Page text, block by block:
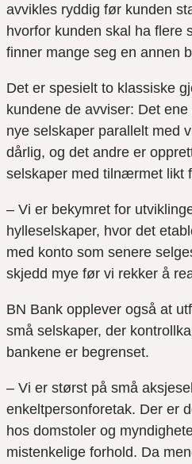
avvikles ryddig før kunden
hvorfor kunden skal ha flere
finner mange seg en annen
Det er spesielt to klassiske
kundene de avviser: Det
nye selskaper parallelt med
dårlig, og det andre er
selskaper med tilnærmet likt
– Vi er bekymret for
hylleselskaper, hvor det
med konto som senere
skjedd mye før vi rekker å
BN Bank opplever også at
små selskaper, der
bankene er begrenset.
– Vi er størst på små
enkeltpersonforetak. Der er
hos domstoler og
mistenkelige forhold. Da